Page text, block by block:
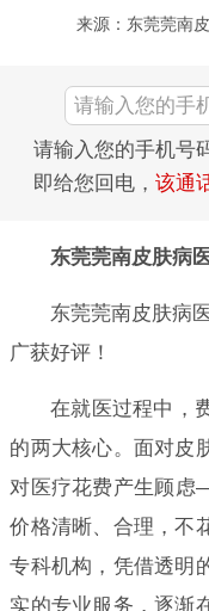
来源：东莞莞南
请输入您的手机号
即给您回电， 该通
东莞莞南皮肤病
东莞莞南皮肤病
广获好评！
在就医过程中，
的两大核心。面对皮
对医疗花费产生顾
价格清晰、合理，不
专科机构，凭借透明
实的专业服务，逐渐